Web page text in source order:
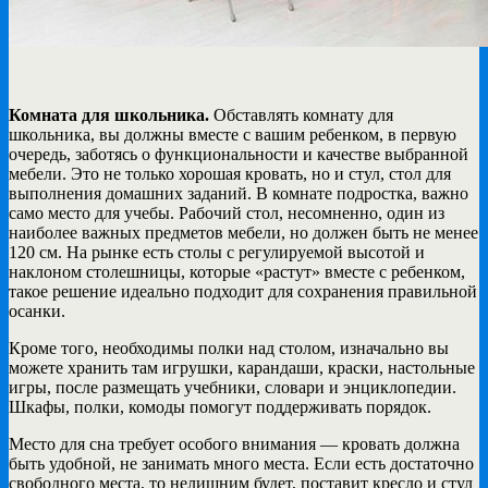
Комната для школьника. Обставлять комнату для
школьника, вы должны вместе с вашим ребенком, в первую
очередь, заботясь о функциональности и качестве выбранной
мебели. Это не только хорошая кровать, но и стул, стол для
выполнения домашних заданий. В комнате подростка, важно
само место для учебы. Рабочий стол, несомненно, один из
наиболее важных предметов мебели, но должен быть не менее
120 см. На рынке есть столы с регулируемой высотой и
наклоном столешницы, которые «растут» вместе с ребенком,
такое решение идеально подходит для сохранения правильной
осанки.
Кроме того, необходимы полки над столом, изначально вы
можете хранить там игрушки, карандаши, краски, настольные
игры, после размещать учебники, словари и энциклопедии.
Шкафы, полки, комоды помогут поддерживать порядок.
Место для сна требует особого внимания — кровать должна
быть удобной, не занимать много места. Если есть достаточно
свободного места, то нелишним будет, поставит кресло и стул